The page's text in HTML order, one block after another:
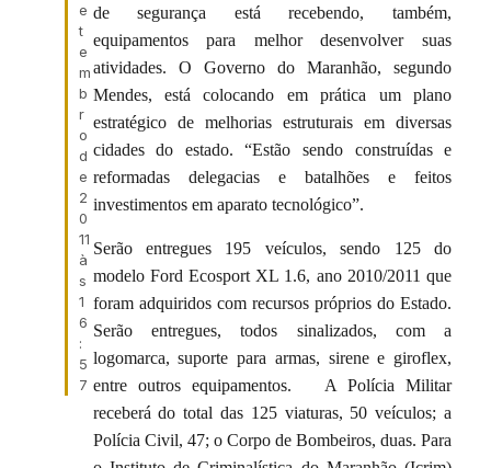
e
t
e
m
b
r
o
d
e
2
0
11
à
s
1
6
:
5
7
de segurança está recebendo, também,
equipamentos para melhor desenvolver suas
atividades. O Governo do Maranhão, segundo
Mendes, está colocando em prática um plano
estratégico de melhorias estruturais em diversas
cidades do estado. “Estão sendo construídas e
reformadas delegacias e batalhões e feitos
investimentos em aparato tecnológico”.
Serão entregues 195 veículos, sendo 125 do
modelo Ford Ecosport XL 1.6, ano 2010/2011 que
foram adquiridos com recursos próprios do Estado.
Serão entregues, todos sinalizados, com a
logomarca, suporte para armas, sirene e giroflex,
entre outros equipamentos. A Polícia Militar
receberá do total das 125 viaturas, 50 veículos; a
Polícia Civil, 47; o Corpo de Bombeiros, duas. Para